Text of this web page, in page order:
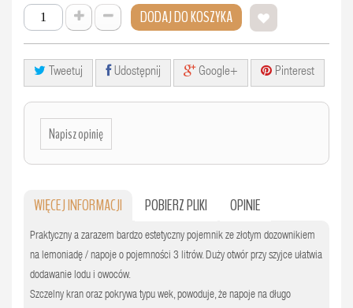
DODAJ DO KOSZYKA
Tweetuj Udostępnij Google+ Pinterest
Napisz opinię
WIĘCEJ INFORMACJI POBIERZ PLIKI OPINIE
Praktyczny a zarazem bardzo estetyczny pojemnik ze złotym dozownikiem
na lemoniadę / napoje o pojemności 3 litrów. Duży otwór przy szyjce ułatwia
dodawanie lodu i owoców.
Szczelny kran oraz pokrywa typu wek, powoduje, że napoje na długo